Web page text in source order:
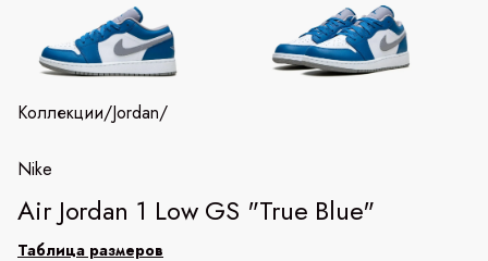
Коллекции/Jordan/
Nike
Air Jordan 1 Low GS "True Blue"
Таблица размеров